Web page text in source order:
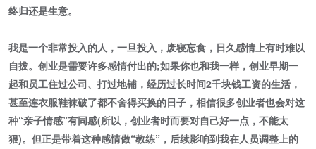
终归还是生意。
我是一个非常投入的人，一旦投入，废寝忘食，日久感情上有时难以
自拔。创业是需要许多感情付出的;如果你也和我一样，创业早期一
起和员工住过公司、打过地铺，经历过长时间2千块钱工资的生活，
甚至连衣服鞋袜破了都不舍得买换的日子，相信很多创业者也会对这
种“亲子情感”有同感(所以，创业者时而要对自己好一点，不能太
狠)。但正是带着这种感情做“教练”，后续影响到我在人员调整上的